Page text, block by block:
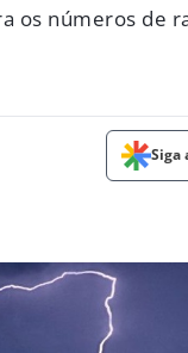
os números de
Siga